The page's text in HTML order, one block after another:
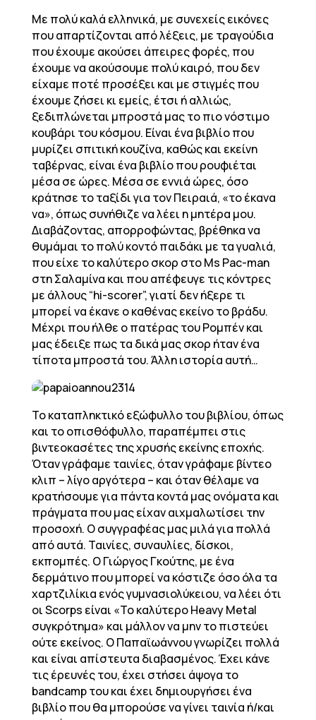
Με πολύ καλά ελληνικά, με συνεχείς εικόνες
που απαρτίζονται από λέξεις, με τραγούδια
που έχουμε ακούσει άπειρες φορές, που
έχουμε να ακούσουμε πολύ καιρό, που δεν
είχαμε ποτέ προσέξει και με στιγμές που
έχουμε ζήσει κι εμείς, έτσι ή αλλιώς,
ξεδιπλώνεται μπροστά μας το πιο νόστιμο
κουβάρι του κόσμου. Είναι ένα βιβλίο που
μυρίζει σπιτική κουζίνα, καθώς και εκείνη
ταβέρνας, είναι ένα βιβλίο που ρουφιέται
μέσα σε ώρες. Μέσα σε εννιά ώρες, όσο
κράτησε το ταξίδι για τον Πειραιά, «το έκανα
να», όπως συνήθιζε να λέει η μητέρα μου.
Διαβάζοντας, απορροφώντας, βρέθηκα να
θυμάμαι το πολύ κοντό παιδάκι με τα γυαλιά,
που είχε το καλύτερο σκορ στο Ms Pac-man
στη Σαλαμίνα και που απέφευγε τις κόντρες
με άλλους “hi-scorer”, γιατί δεν ήξερε τι
μπορεί να έκανε ο καθένας εκείνο το βράδυ.
Μέχρι που ήλθε ο πατέρας του Ρομπέν και
μας έδειξε πως τα δικά μας σκορ ήταν ένα
τίποτα μπροστά του. Άλλη ιστορία αυτή…
To καταπληκτικό εξώφυλλο του βιβλίου, όπως
και το οπισθόφυλλο, παραπέμπει στις
βιντεοκασέτες της χρυσής εκείνης εποχής.
Όταν γράφαμε ταινίες, όταν γράφαμε βίντεο
κλιπ – λίγο αργότερα – και όταν θέλαμε να
κρατήσουμε για πάντα κοντά μας ονόματα και
πράγματα που μας είχαν αιχμαλωτίσει την
προσοχή. Ο συγγραφέας μας μιλά για πολλά
από αυτά. Ταινίες, συναυλίες, δίσκοι,
εκπομπές. Ο Γιώργος Γκούτης, με ένα
δερμάτινο που μπορεί να κόστιζε όσο όλα τα
χαρτζιλίκια ενός γυμνασιολύκειου, να λέει ότι
οι Scorps είναι «Το καλύτερο Heavy Metal
συγκρότημα» και μάλλον να μην το πιστεύει
ούτε εκείνος. Ο Παπαϊωάννου γνωρίζει πολλά
και είναι απίστευτα διαβασμένος. Έχει κάνε
τις έρευνές του, έχει στήσει άψογα το
bandcamp του και έχει δημιουργήσει ένα
βιβλίο που θα μπορούσε να γίνει ταινία ή/και